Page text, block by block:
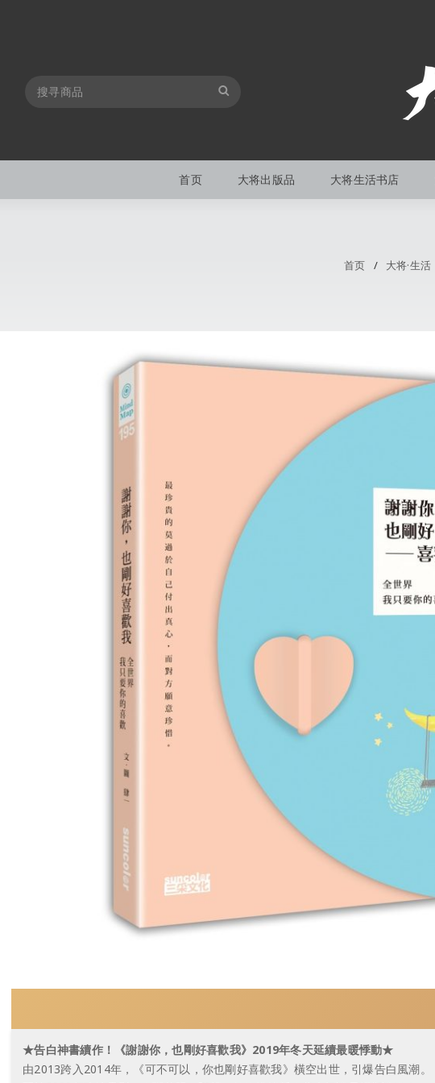
首页 大将出版品 大将生活书店
首页 / 大将·生活
★告白神書續作！《謝謝你，也剛好喜歡我》2019年冬天延續最暖悸動★
由2013跨入2014年，《可不可以，你也剛好喜歡我》橫空出世，引爆告白風潮。